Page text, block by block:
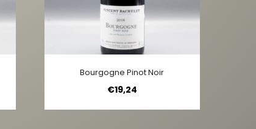
Bourgogne Pinot Noir
€19,24